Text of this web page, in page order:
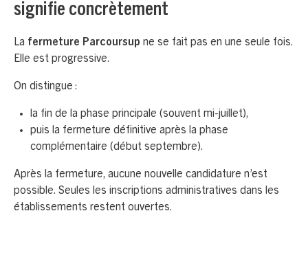
signifie concrètement
La fermeture Parcoursup ne se fait pas en une seule fois.
Elle est progressive.
On distingue :
la fin de la phase principale (souvent mi-juillet),
puis la fermeture définitive après la phase
complémentaire (début septembre).
Après la fermeture, aucune nouvelle candidature n’est
possible. Seules les inscriptions administratives dans les
établissements restent ouvertes.